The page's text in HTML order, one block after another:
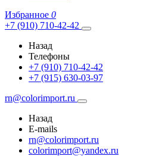
Избранное 0
+7 (910) 710-42-42
Назад
Телефоны
+7 (910) 710-42-42
+7 (915) 630-03-97
rn@colorimport.ru
Назад
E-mails
rn@colorimport.ru
colorimport@yandex.ru